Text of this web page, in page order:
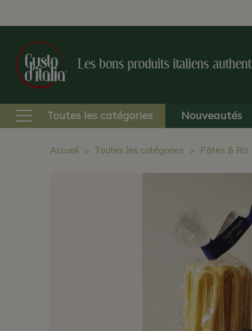
Les bons produits italiens
Toutes les catégories Nouveautés
Accueil Toutes les catégories Pâtes & Riz